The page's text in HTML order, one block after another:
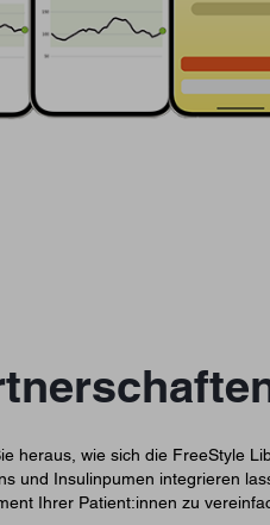
heraus, wie sich die FreeStyle
und Insulinpumen integrieren
Ihrer Patient:innen zu